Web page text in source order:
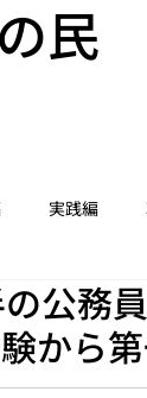
民
実践編
公務
から